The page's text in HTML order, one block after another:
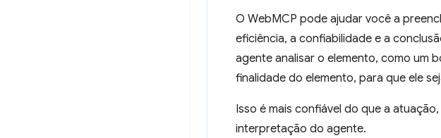
O WebMCP pode ajudar você a
eficiência, a confiabilidade e a
agente analisar o elemento, como um
finalidade do elemento, para que ele
Isso é mais confiável do que a
interpretação do agente.